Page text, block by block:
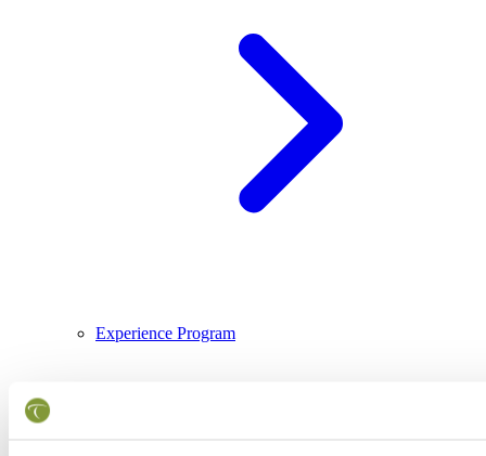
Experience Program